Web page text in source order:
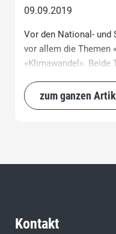
09.09.2019
Vor den National- und
vor allem die Themen
«Klimawandel». Beide
Folgen haben. Der
Form nicht
«kleinen Finger» und
zum ganzen
Kontakt